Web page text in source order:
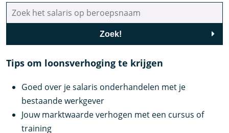
Zoek!
Tips om loonsverhoging te krijgen
Goed over je salaris onderhandelen met je
bestaande werkgever
Jouw marktwaarde verhogen met een cursus of
training